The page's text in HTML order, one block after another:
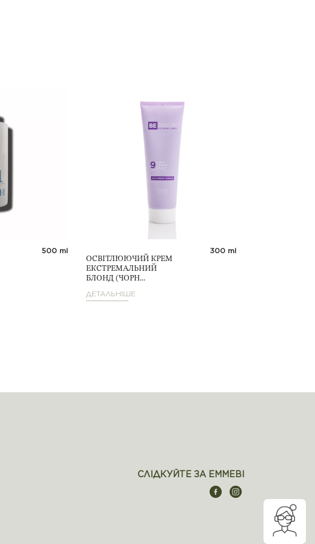
500 ml
ОСВІТЛЮЮЧИЙ КРЕМ
ЕКСТРЕМАЛЬНИЙ
БЛОНД (ЧОРН...
300 ml
ДЕТАЛЬНІШЕ
СЛІДКУЙТЕ ЗА EMMEBI